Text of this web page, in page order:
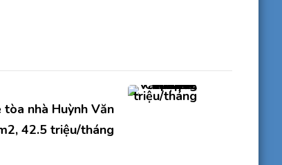
nhà Huỳnh Văn
42.5 triệu/tháng